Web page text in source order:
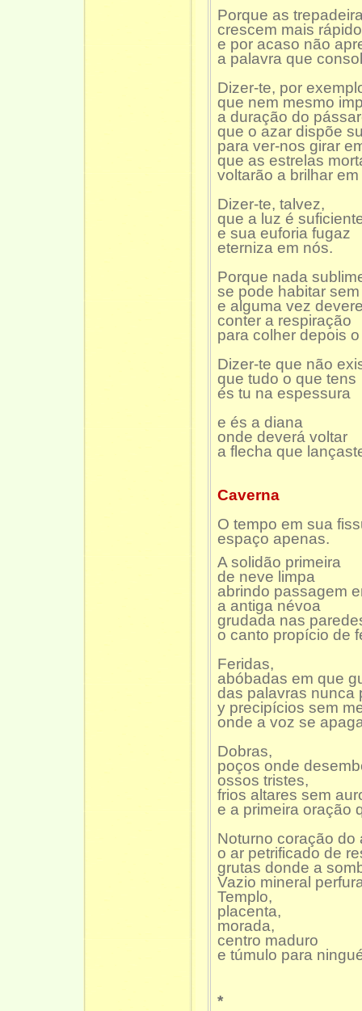
Porque as
crescem mais
e por acaso não
a palavra que
Dizer-te, por
que nem mesmo
a duração do
que o azar dispõe
para ver-nos girar
que as estrelas
voltarão a brilhar
Dizer-te, talvez,
que a luz é
e sua euforia fugaz
eterniza em nós.
Porque nada
se pode habitar
e alguma vez
conter a respiração
para colher depois
Dizer-te que não
que tudo o que tens
és tu na espessura
e és a diana
onde deverá voltar
a flecha que
Caverna
O tempo em sua
espaço apenas.
A solidão primeira
de neve limpa
abrindo passagem
a antiga névoa
grudada nas
o canto propício de
Feridas,
abóbadas em que
das palavras nunca
y precipícios sem
onde a voz se
Dobras,
poços onde
ossos tristes,
frios altares sem
e a primeira oração
Noturno coração do
o ar petrificado de
grutas donde a
Vazio mineral
Templo,
placenta,
morada,
centro maduro
e túmulo para
*